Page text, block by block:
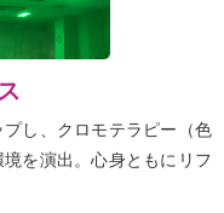
し、クロモテラピー（色
を演出。心身ともにリフ